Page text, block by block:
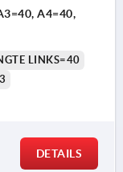
A4=40,
LINKS=40
DETAILS